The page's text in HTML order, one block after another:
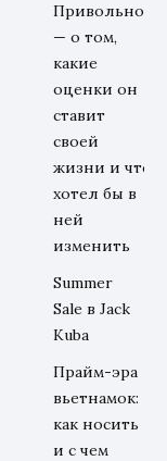
Привольнов
— о том,
какие
оценки он
ставит
своей
жизни и что
хотел бы в
ней
изменить
Summer
Sale в Jack
Kuba
Прайм-эра
вьетнамок:
как носить
и с чем